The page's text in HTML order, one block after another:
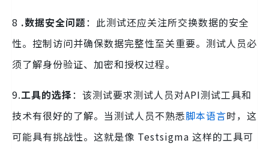
8 .数据安全问题：此测试还应关注所交换数据的安全
性。控制访问并确保数据完整性至关重要。测试人员必
须了解身份验证、加密和授权过程。
9.工具的选择：该测试要求测试人员对API测试工具和
技术有很好的了解。当测试人员不熟悉脚本语言时，这
可能具有挑战性。这就是像 Testsigma 这样的工具可